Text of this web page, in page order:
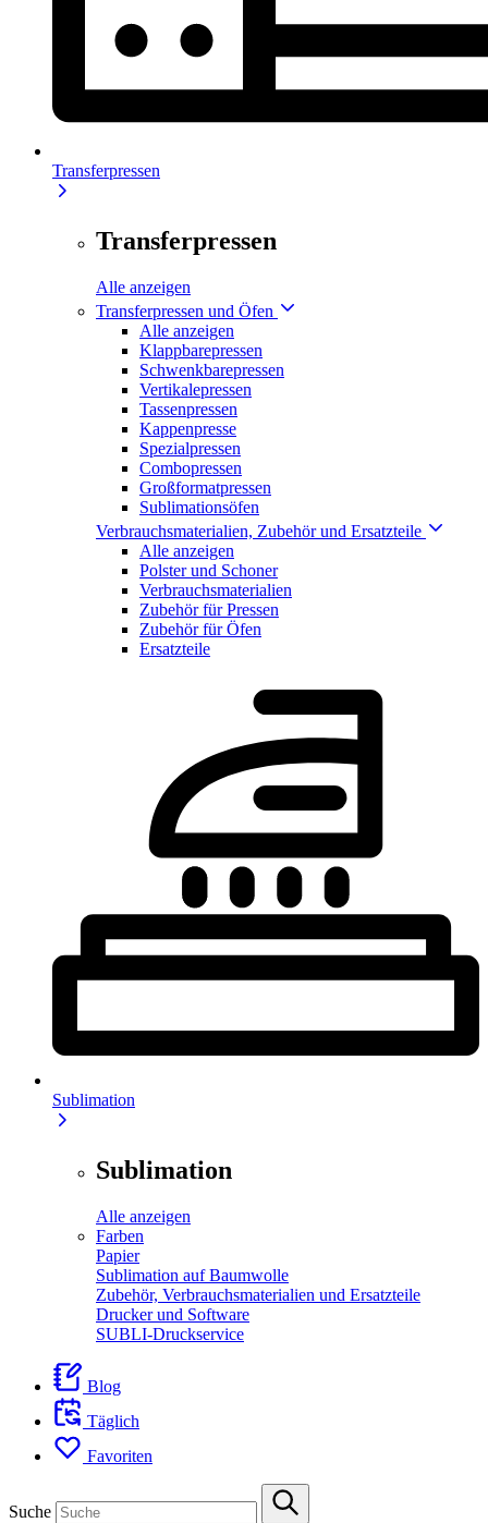
Transferpressen
Transferpressen
Alle anzeigen
Transferpressen und Öfen
Alle anzeigen
Klappbarepressen
Schwenkbarepressen
Vertikalepressen
Tassenpressen
Kappenpresse
Spezialpressen
Combopressen
Großformatpressen
Sublimationsöfen
Verbrauchsmaterialien, Zubehör und Ersatzteile
Alle anzeigen
Polster und Schoner
Verbrauchsmaterialien
Zubehör für Pressen
Zubehör für Öfen
Ersatzteile
Sublimation
Sublimation
Alle anzeigen
Farben
Papier
Sublimation auf Baumwolle
Zubehör, Verbrauchsmaterialien und Ersatzteile
Drucker und Software
SUBLI-Druckservice
Blog
Täglich
Favoriten
Suche